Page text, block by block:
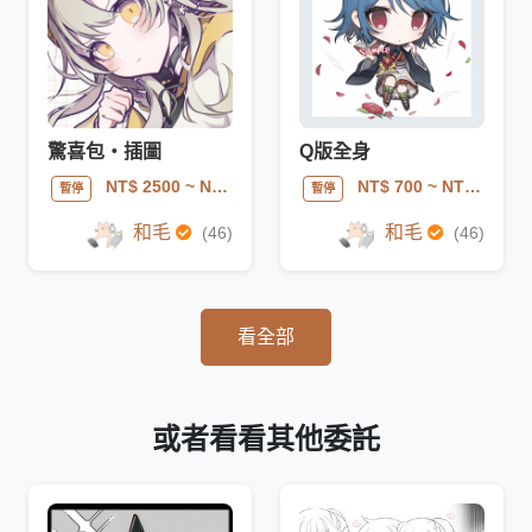
驚喜包・插圖
暫停 NT$ 2500~ NT$ 9999
和毛 (46)
Q版全身
暫停 NT$ 700~ NT$ 1000
和毛 (46)
看全部
或者看看其他委託